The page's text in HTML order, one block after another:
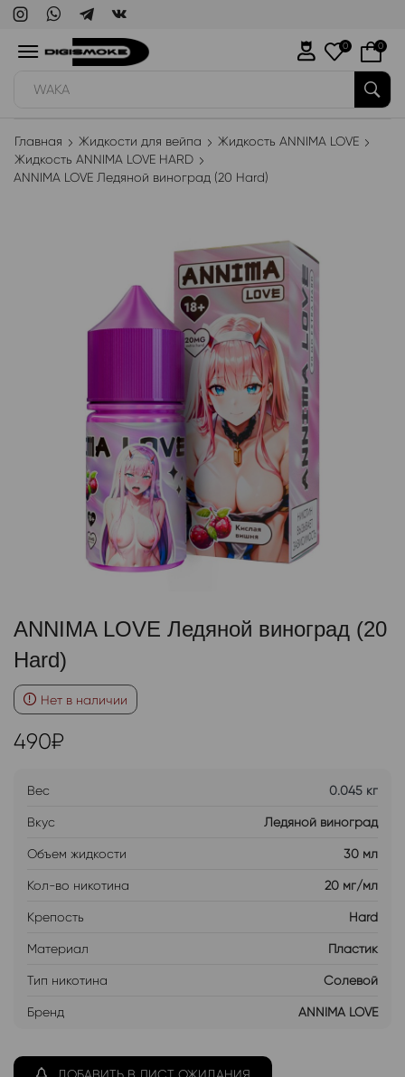
WAKA
0 0
Главная Жидкости для вейпа
Жидкость ANNIMA LOVE
Жидкость ANNIMA LOVE HARD
ANNIMA LOVE Ледяной виноград (20 Hard)
ANNIMA LOVE Ледяной виноград (20
Hard)
Нет в наличии
490₽
Вес 0.045 кг
Вкус Ледяной виноград
Объем жидкости 30 мл
Кол-во никотина 20 мг/мл
Крепость Hard
Материал Пластик
Тип никотина Солевой
Бренд ANNIMA LOVE